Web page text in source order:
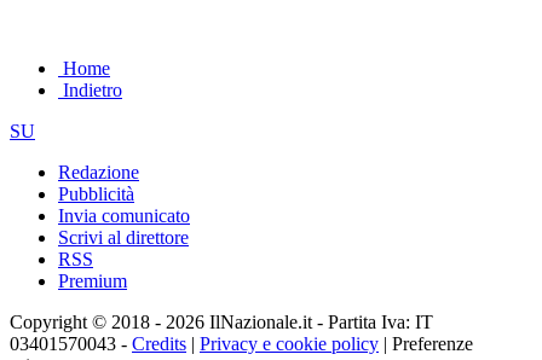
Home
Indietro
SU
Redazione
Pubblicità
Invia comunicato
Scrivi al direttore
RSS
Premium
Copyright © 2018 - 2026 IlNazionale.it - Partita Iva: IT
03401570043 - Credits | Privacy e cookie policy | Preferenze